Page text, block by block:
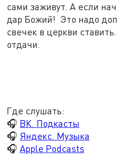
сами заживут. А если
дар Божий! Это надо
свечек в церкви
отдачи.
Где слушать:
🎧 ВК. Подкасты
🎧 Яндекс. Музыка
🎧Apple Podcasts